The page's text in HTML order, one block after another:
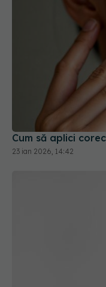
Cum să aplici
23 ian 2026, 14:42
Looksmaxxing-ul:
tot mai mulți